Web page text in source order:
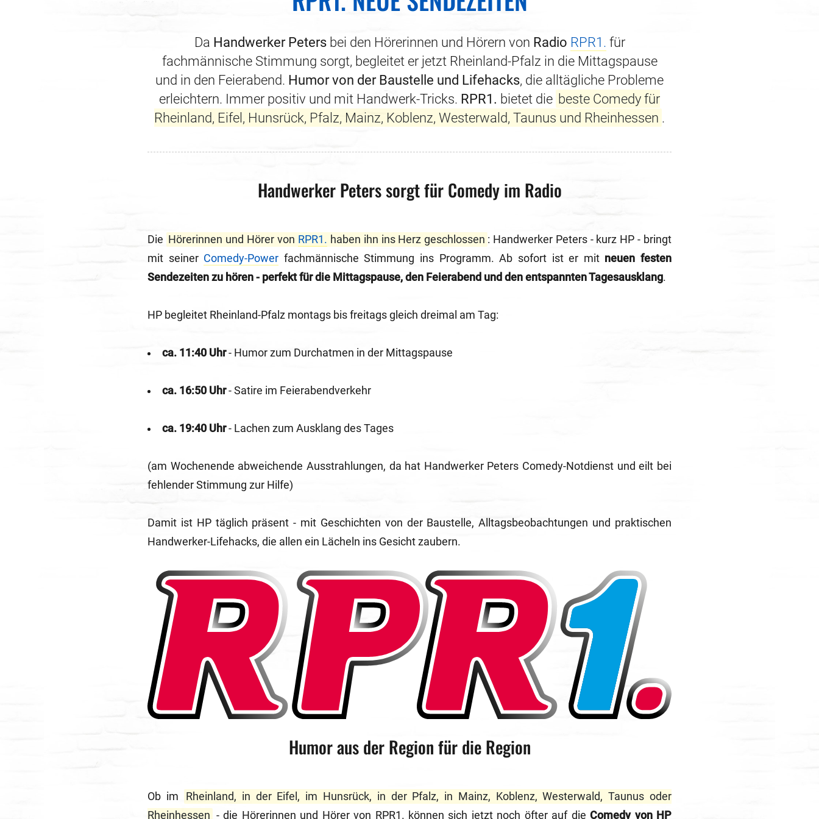
Da Handwerker Petersbei den Hörerinnen und Hörern von Radio RPR1. für
fachmännische Stimmung sorgt, begleitet er jetzt Rheinland-Pfalz in die Mittagspause
und in den Feierabend. Humor von der Baustelle und Lifehacks, die alltägliche Probleme
erleichtern. Immer positiv und mit Handwerk-Tricks. RPR1. bietet die beste Comedy für
Rheinland, Eifel, Hunsrück, Pfalz, Mainz, Koblenz, Westerwald, Taunus und Rheinhessen .
Handwerker Peters sorgt für Comedy im Radio
Die Hörerinnen und Hörer von RPR1. haben ihn ins Herz geschlossen : Handwerker Peters - kurz HP - bringt
mit seiner Comedy-Power fachmännische Stimmung ins Programm. Ab sofort ist er mit neuen festen
Sendezeiten zu hören - perfekt für die Mittagspause, den Feierabend und den entspannten Tagesausklang.
HP begleitet Rheinland-Pfalz montags bis freitags gleich dreimal am Tag:
ca. 11:40 Uhr- Humor zum Durchatmen in der Mittagspause
ca. 16:50 Uhr- Satire im Feierabendverkehr
ca. 19:40 Uhr- Lachen zum Ausklang des Tages
(am Wochenende abweichende Ausstrahlungen, da hat Handwerker Peters Comedy-Notdienst und eilt bei
fehlender Stimmung zur Hilfe)
Damit ist HP täglich präsent - mit Geschichten von der Baustelle, Alltagsbeobachtungen und praktischen
Handwerker-Lifehacks, die allen ein Lächeln ins Gesicht zaubern.
Humor aus der Region für die Region
Ob im
Rheinland, in der Eifel, im Hunsrück, in der Pfalz, in Mainz, Koblenz, Westerwald, Taunus oder
Rheinhessen - die Hörerinnen und Hörer von RPR1. können sich jetzt noch öfter auf dieComedy von HP